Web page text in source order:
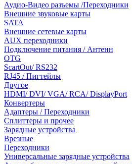
Аудио-Видео разъемы /Переходники
Внешние звуковые карты
SATA
Внешние сетевые карты
AUX переходники
Подключение питания / Антенн
OTG
ScartOut/ RS232
RJ45 / Пигтейлы
Другое
HDMI/ DVI/ VGA/ RCA/ DisplayPort
Конвертеры
Адаптеры / Переходники
Сплиттеры и прочее
Зарядные устройства
Врезные
Переходники
Универсальные зарядные устройства